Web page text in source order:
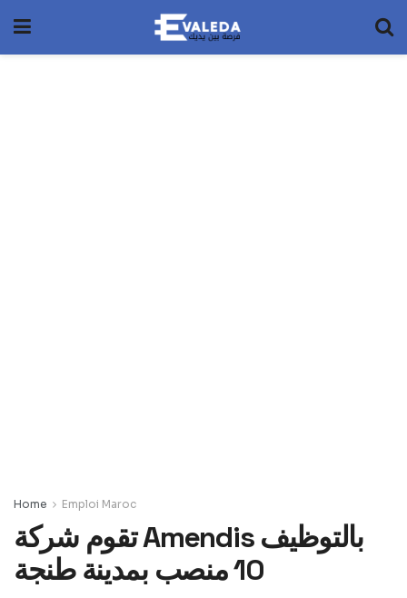
Home Emploi Maroc
تقوم شركة Amendis بالتوظيف
10 منصب بمدينة طنجة